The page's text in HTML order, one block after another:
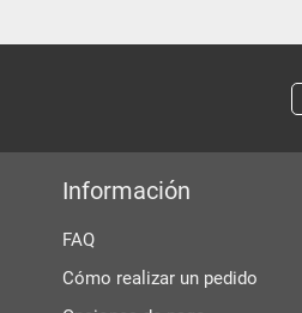
Información
FAQ
Cómo realizar un pedido